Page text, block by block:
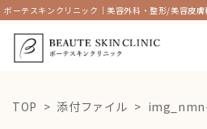
ボーテスキンクリニック｜美容外科・整形/美容皮
TOP 添付ファイル